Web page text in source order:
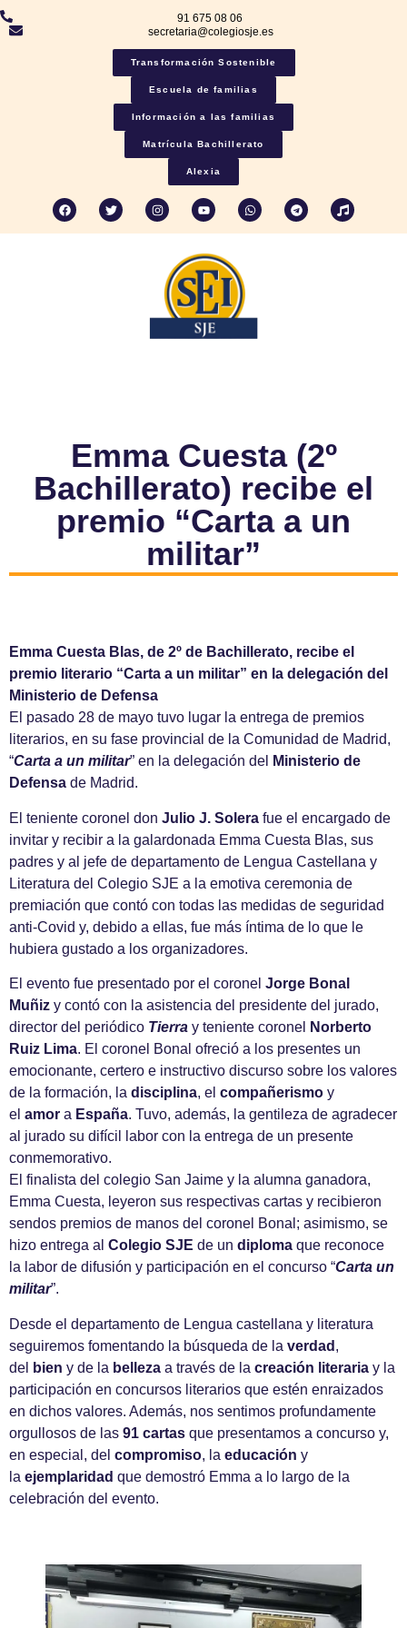
91 675 08 06
secretaria@colegiosje.es
Transformación Sostenible
Escuela de familias
Información a las familias
Matrícula Bachillerato
Alexia
Emma Cuesta (2º
Bachillerato) recibe el
premio “Carta a un
militar”
Emma Cuesta Blas, de 2º de Bachillerato, recibe el
premio literario “Carta a un militar” en la delegación del
Ministerio de Defensa
El pasado 28 de mayo tuvo lugar la entrega de premios
literarios, en su fase provincial de la Comunidad de Madrid,
“Carta a un militar” en la delegación del
Ministerio de
Defensa de Madrid.
El teniente coronel don Julio J. Solera fue el encargado de
invitar y recibir a la galardonada Emma Cuesta Blas, sus
padres y al jefe de departamento de Lengua Castellana y
Literatura del Colegio SJE a la emotiva ceremonia de
premiación que contó con todas las medidas de seguridad
anti-Covid y, debido a ellas, fue más íntima de lo que le
hubiera gustado a los organizadores.
El evento fue presentado por el coronel Jorge Bonal
Muñiz y contó con la asistencia del presidente del jurado,
director del periódico Tierra y teniente coronel
Norberto
Ruiz Lima. El coronel Bonal ofreció a los presentes un
emocionante, certero e instructivo discurso sobre los valores
de la formación, la disciplina, el compañerismo y
el amor a España. Tuvo, además, la gentileza de agradecer
al jurado su difícil labor con la entrega de un presente
conmemorativo.
El finalista del colegio San Jaime y la alumna ganadora,
Emma Cuesta, leyeron sus respectivas cartas y recibieron
sendos premios de manos del coronel Bonal; asimismo, se
hizo entrega al Colegio SJE de un diploma que reconoce
la labor de difusión y participación en el concurso “Carta un
militar”.
Desde el departamento de Lengua castellana y literatura
seguiremos fomentando la búsqueda de la verdad ,
del
bien y de la belleza a través de la creación literaria y la
participación en concursos literarios que estén enraizados
en dichos valores. Además, nos sentimos profundamente
orgullosos de las 91 cartas que presentamos a concurso y,
en especial, del compromiso, la educación y
la ejemplaridad que demostró Emma a lo largo de la
celebración del evento.